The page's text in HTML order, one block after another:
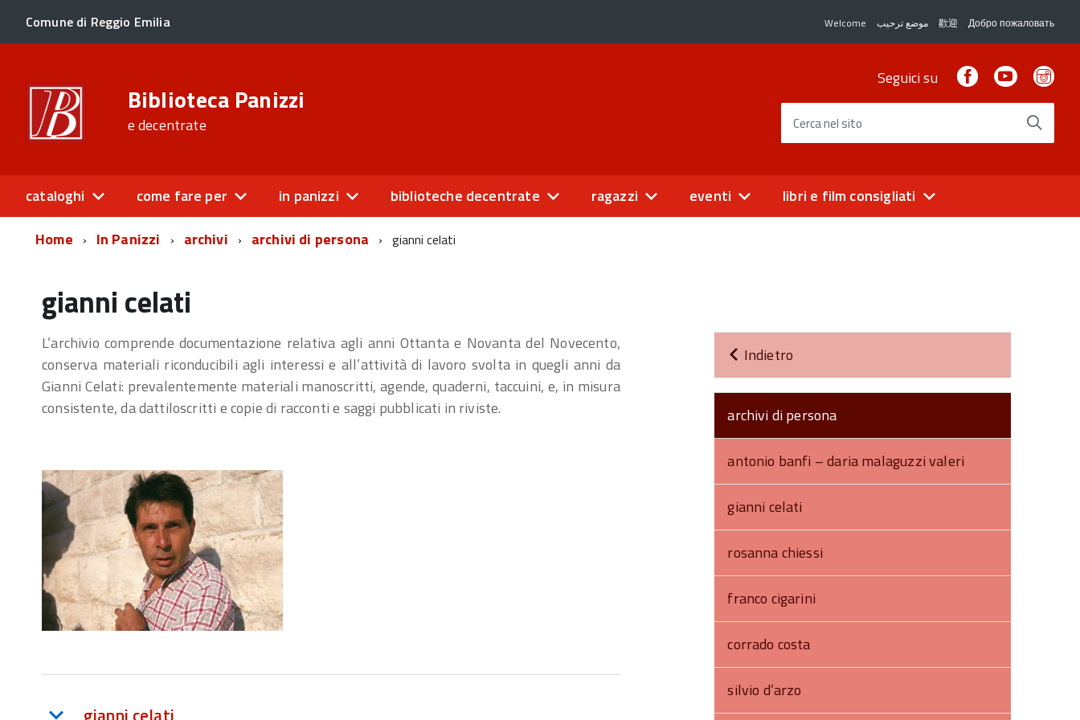
Comune di Reggio Emilia Welcome موضع ترحيب 歡迎 Добро пожаловать
Biblioteca Panizzi
e decentrate
Seguici su FacebookYoutube
Cerca nel sito
cataloghi come fare per in panizzi biblioteche decentrate ragazzi eventi
libri e film consigliati
Home
In Panizzi archivi archivi di persona gianni celati
gianni celati
L’archivio comprende documentazione relativa agli anni Ottanta e Novanta del Novecento,
conserva materiali riconducibili agli interessi e all’attività di lavoro svolta in quegli anni da
Gianni Celati: prevalentemente materiali manoscritti, agende, quaderni, taccuini, e, in misura
consistente, da dattiloscritti e copie di racconti e saggi pubblicati in riviste.
Indietro
archivi di persona
antonio banfi – daria malaguzzi valeri
gianni celati
rosanna chiessi
franco cigarini
corrado costa
silvio d’arzo